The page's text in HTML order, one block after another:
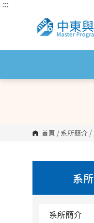
跳
區
:::
首頁 / 系所簡介 /
系
系所簡介